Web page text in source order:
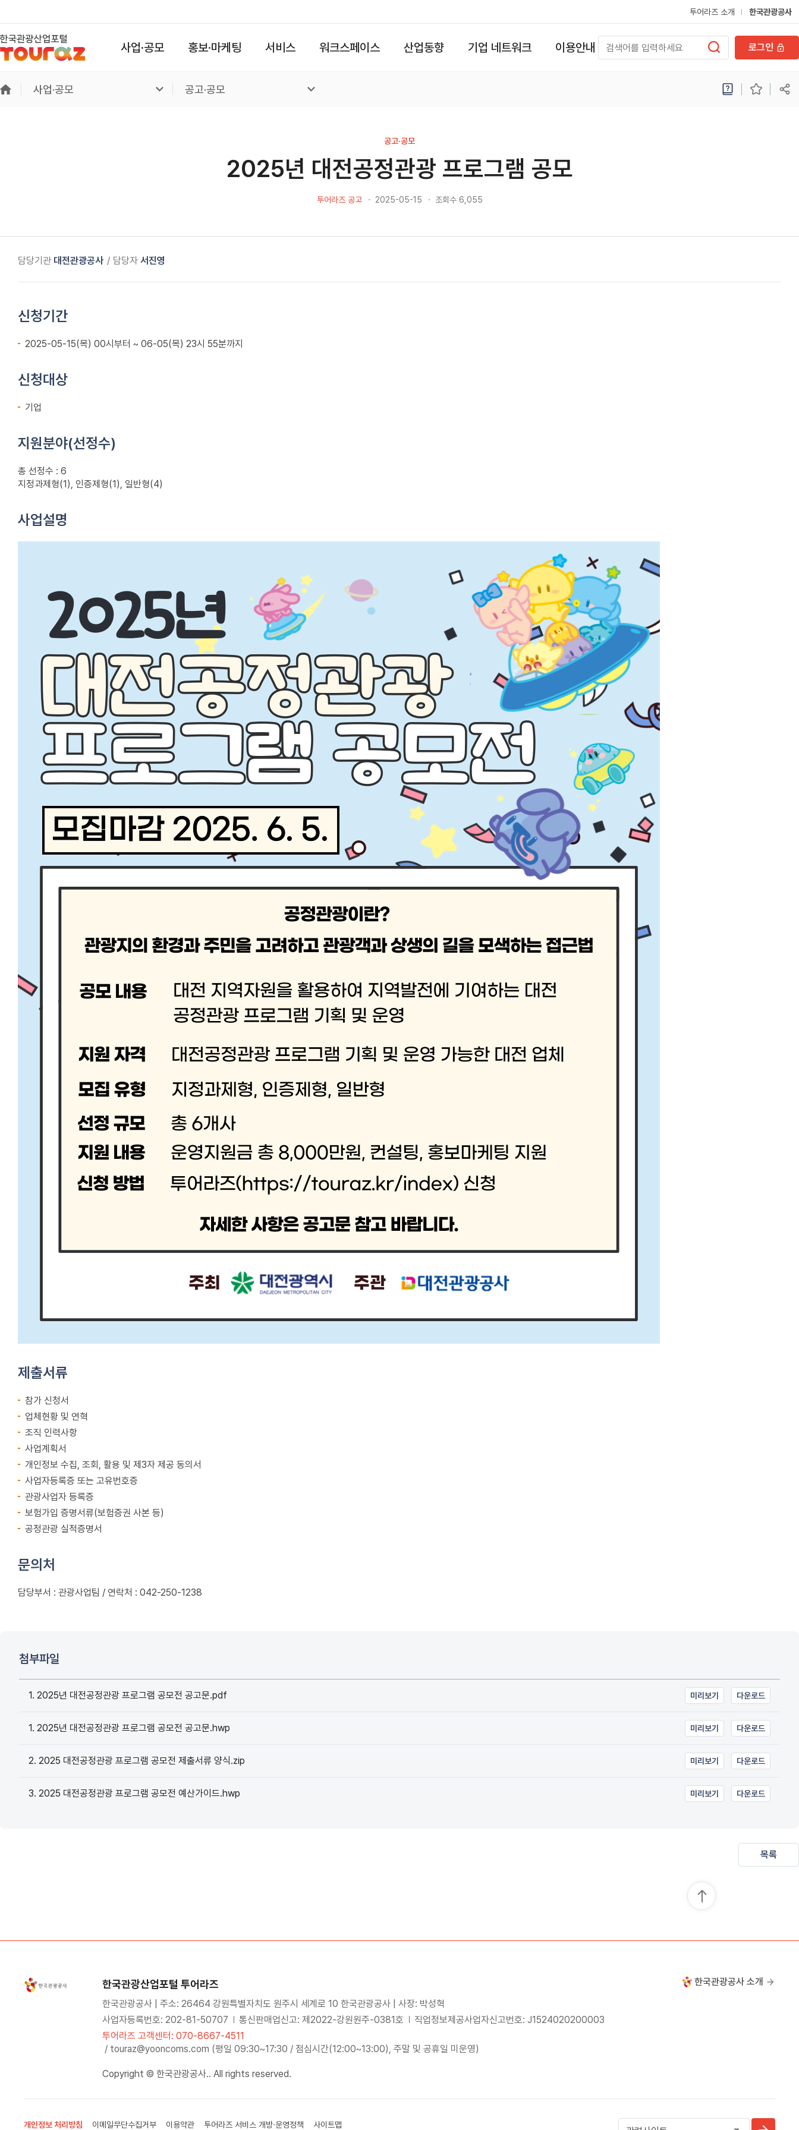
투어라즈 소개 한국관광공사
사업·공모 홍보·마케팅 서비스 워크스페이스 산업동향 기업 네트워크 이용안내 로그인
사업·공모 공고·공모
공고·공모
2025년 대전공정관광 프로그램 공모
투어라즈 공고 2025-05-15 조회수 6,055
담당기관 대전관광공사 담당자 서진영
신청기간
2025-05-15(목) 00시부터 ~ 06-05(목) 23시 55분까지
신청대상
기업
지원분야(선정수)
총 선정수 : 6
지정과제형(1), 인증제형(1), 일반형(4)
사업설명
제출서류
참가 신청서
업체현황 및 연혁
조직 인력사항
사업계획서
개인정보 수집, 조회, 활용 및 제3자 제공 동의서
사업자등록증 또는 고유번호증
관광사업자 등록증
보험가입 증명서류(보험증권 사본 등)
공정관광 실적증명서
문의처
담당부서 : 관광사업팀 / 연락처 : 042-250-1238
첨부파일
1. 2025년 대전공정관광 프로그램 공모전 공고문.pdf 미리보기 다운로드
1. 2025년 대전공정관광 프로그램 공모전 공고문.hwp 미리보기 다운로드
2. 2025 대전공정관광 프로그램 공모전 제출서류 양식.zip 미리보기 다운로드
3. 2025 대전공정관광 프로그램 공모전 예산가이드.hwp 미리보기 다운로드
목록
한국관광산업포털 투어라즈
한국관광공사 | 주소: 26464 강원특별자치도 원주시 세계로 10 한국관광공사 | 사장: 박성혁
사업자등록번호: 202-81-50707
통신판매업신고: 제2022-강원원주-0381호
직업정보제공사업자신고번호: J1524020200003
투어라즈 고객센터: 070-8667-4511
/ touraz@yooncoms.com (평일 09:30~17:30 / 점심시간(12:00~13:00), 주말 및 공휴일 미운영)
Copyright © 한국관광공사.. All rights reserved.
한국관광공사 소개
개인정보 처리방침 이메일무단수집거부 이용약관 투어라즈 서비스 개방·운영정책 사이트맵